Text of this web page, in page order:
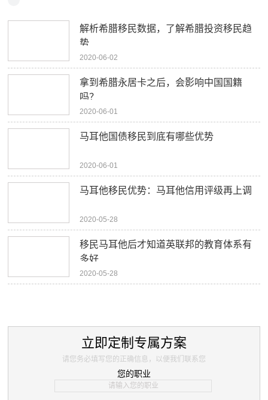
解析希腊移民数据，了解希腊投资移民趋
势
2020-06-02
拿到希腊永居卡之后，会影响中国国籍
吗？
2020-06-01
马耳他国债移民到底有哪些优势
2020-06-01
马耳他移民优势：马耳他信用评级再上调
2020-05-28
移民马耳他后才知道英联邦的教育体系有
多好
2020-05-28
立即定制专属方案
请您务必填写您的正确信息，以便我们联系您
您的职业